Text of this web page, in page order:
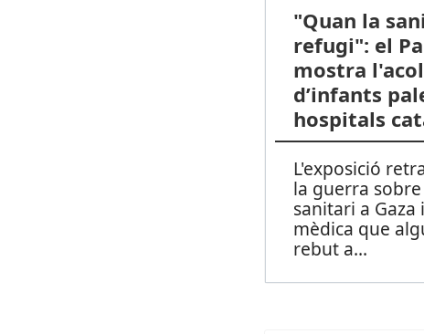
"Quan la
refugi": el
mostra
d’infants
hospitals
L'exposició
la guerra
sanitari a Gaza
mèdica que
rebut a...